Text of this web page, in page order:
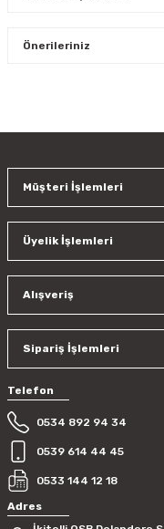
Önerileriniz
Ürün resmi kalitesiz,
Ürün bilgilerinde
Bu ürüne benzer farklı
Müşteri İşlemleri
Üyelik İşlemleri
Alışveriş
Sipariş İşlemleri
Telefon
0534 892 94 34
0539 614 44 45
0533 144 12 18
Adres